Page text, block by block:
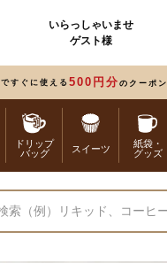
いらっしゃいませ
ゲスト様
ですぐに使える 500円分 のクーポン
ドリップ
バッグ
スイーツ
紙袋・
グッズ